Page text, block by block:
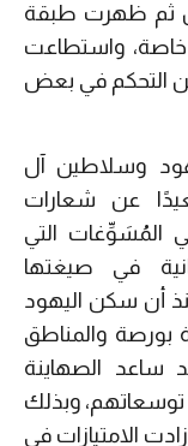
ثم ظهرت طبقة
خاصة، واستطاعت
التحكم في بعض
وسلاطين آل
عن شعارات
المُسَوِّغات التي
في صيغتها
أن سكن اليهود
بورصة والمناطق
ساعد الصهاينة
توسعاتهم، وبذلك
الامتيازات في